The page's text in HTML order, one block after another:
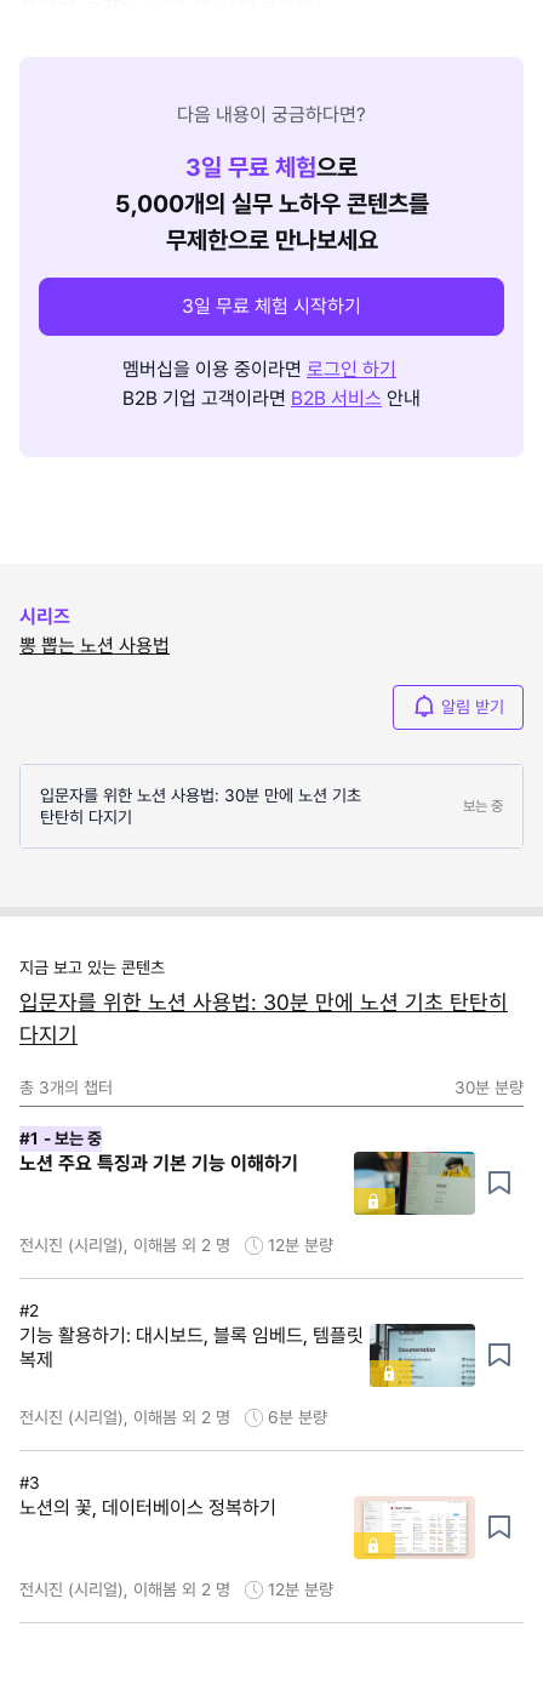
다음 내용이 궁금하다면?
3일 무료 체험으로
5,000개의 실무 노하우 콘텐츠를
무제한으로 만나보세요
3일 무료 체험 시작하기
멤버십을 이용 중이라면 로그인 하기
B2B 기업 고객이라면 B2B 서비스 안내
시리즈
뽕 뽑는 노션 사용법
알림 받기
입문자를 위한 노션 사용법: 30분 만에 노션 기초
탄탄히 다지기
보는 중
지금 보고 있는 콘텐츠
입문자를 위한 노션 사용법: 30분 만에 노션 기초 탄탄히
다지기
총 3개의 챕터 30분 분량
#1 - 보는 중
노션 주요 특징과 기본 기능 이해하기
전시진 (시리얼), 이해봄 외 2 명 12분 분량
#2
기능 활용하기: 대시보드, 블록 임베드, 템플릿
복제
전시진 (시리얼), 이해봄 외 2 명 6분 분량
#3
노션의 꽃, 데이터베이스 정복하기
전시진 (시리얼), 이해봄 외 2 명 12분 분량